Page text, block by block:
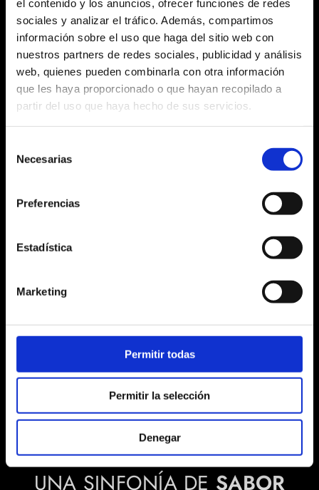
el contenido y los anuncios, ofrecer funciones de redes
sociales y analizar el tráfico. Además, compartimos
información sobre el uso que haga del sitio web con
nuestros partners de redes sociales, publicidad y análisis
web, quienes pueden combinarla con otra información
que les haya proporcionado o que hayan recopilado a
partir del uso que haya hecho de sus servicios.
Necesarias
Preferencias
Estadística
Marketing
Permitir todas
Permitir la selección
Denegar
DESCUBRE LA MEZCLA
LOS PRODUCTOSBIO
BIO EN GRANO
De agricultura ecológica
UNA SINFONÍA DE SABOR
CAFFÉ PELLINI
for:
CAFFÉ PELLINI
for: